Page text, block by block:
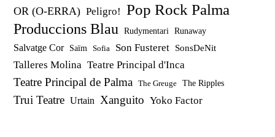
OR (O-ERRA) Peligro!
Pop Rock Palma
Produccions Blau
Rudymentari Runaway
Salvatge Cor Saïm Sofia Son Fusteret SonsDeNit
Talleres Molina Teatre Principal d'Inca
Teatre Principal de Palma The Greuge The Ripples
Trui Teatre Urtain Xanguito Yoko Factor